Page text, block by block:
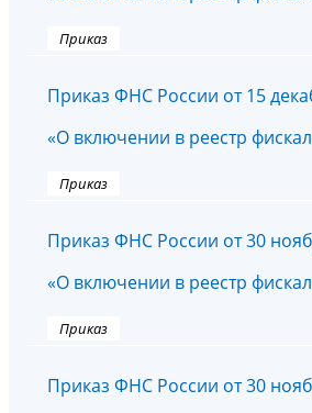
Приказ
Приказ ФНС России от 15
«О включении в реестр
Приказ
Приказ ФНС России от 30
«О включении в реестр
Приказ
Приказ ФНС России от 30